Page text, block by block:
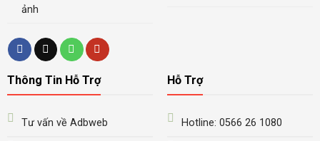
ảnh
Thông Tin Hỗ Trợ
Tư vấn về Adbweb
Hỗ Trợ
Hotline: 0566 26 1080